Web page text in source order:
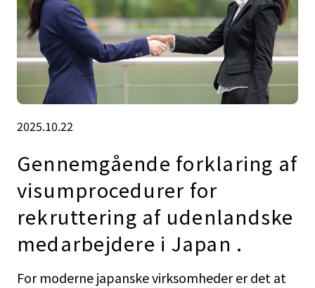
2025.10.22
Gennemgående forklaring af
visumprocedurer for
rekruttering af udenlandske
medarbejdere i Japan .
For moderne japanske virksomheder er det at